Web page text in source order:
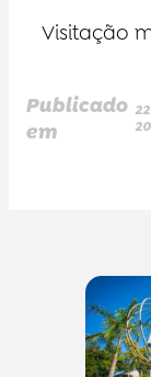
Visitação
Publicado
em